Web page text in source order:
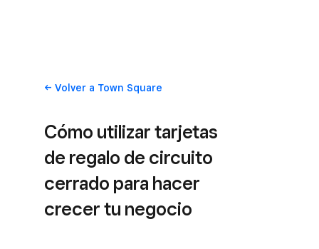
Volvera Town Square
Cómo utilizar tarjetas
de regalo de circuito
cerrado para hacer
crecer tu negocio